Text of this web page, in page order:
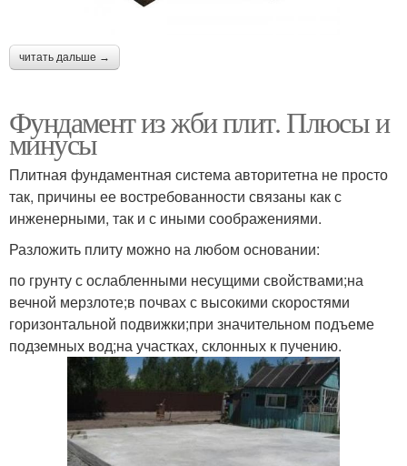
читать дальше →
Фундамент из жби плит. Плюсы и
минусы
Плитная фундаментная система авторитетна не просто
так, причины ее востребованности связаны как с
инженерными, так и с иными соображениями.
Разложить плиту можно на любом основании:
по грунту с ослабленными несущими свойствами;на
вечной мерзлоте;в почвах с высокими скоростями
горизонтальной подвижки;при значительном подъеме
подземных вод;на участках, склонных к пучению.